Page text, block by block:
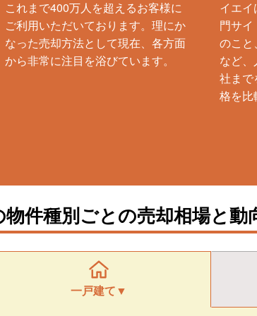
これまで400万人を超えるお客様に
ご利用いただいております。理にか
なった売却方法として現在、各方面
から非常に注目を浴びています。
イエ
門サ
のこと
など
社まで
格を比
物件種別ごとの売却相場と動
一戸建て▼